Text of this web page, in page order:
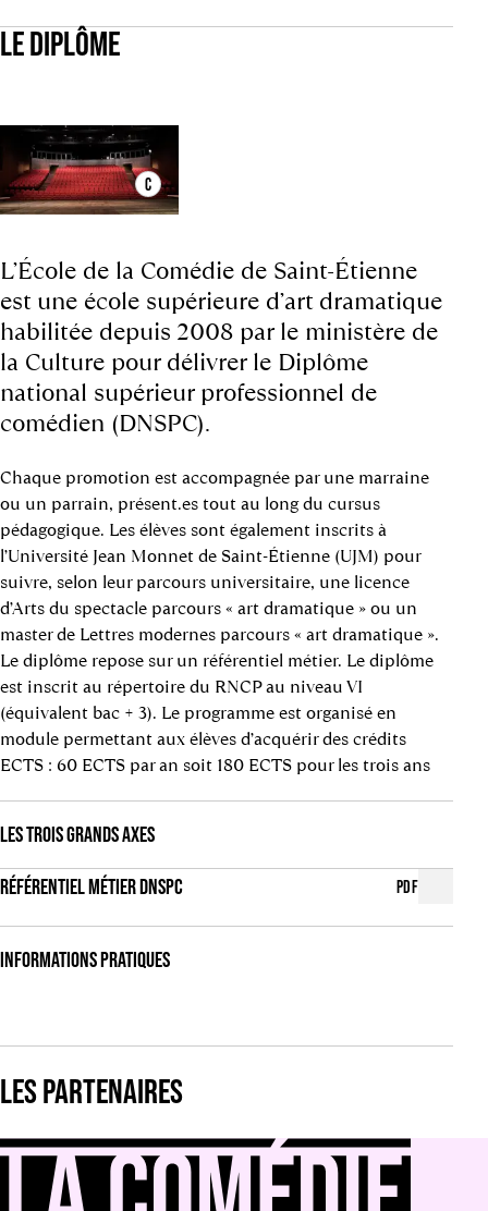
LE DIPLÔME
C
L’École de la Comédie de Saint-Étienne
est une école supérieure d’art dramatique
habilitée depuis 2008 par le ministère de
la Culture pour délivrer le Diplôme
national supérieur professionnel de
comédien (DNSPC).
Chaque promotion est accompagnée par une marraine
ou un parrain, présent.es tout au long du cursus
pédagogique. Les élèves sont également inscrits à
l’Université Jean Monnet de Saint-Étienne (UJM) pour
suivre, selon leur parcours universitaire, une licence
d’Arts du spectacle parcours « art dramatique » ou un
master de Lettres modernes parcours « art dramatique ».
Le diplôme repose sur un référentiel métier. Le diplôme
est inscrit au répertoire du RNCP au niveau VI
(équivalent bac + 3). Le programme est organisé en
module permettant aux élèves d’acquérir des crédits
ECTS : 60 ECTS par an soit 180 ECTS pour les trois ans
LES TROIS GRANDS AXES
RÉFÉRENTIEL MÉTIER DNSPC PDF
INFORMATIONS PRATIQUES
LES PARTENAIRES